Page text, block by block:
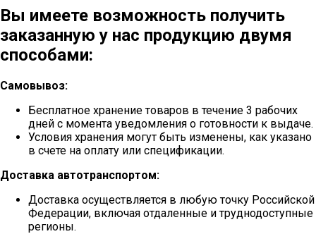
Вы имеете возможность получить
заказанную у нас продукцию двумя
способами:
Самовывоз:
Бесплатное хранение товаров в течение 3 рабочих
дней с момента уведомления о готовности к выдаче.
Условия хранения могут быть изменены, как указано
в счете на оплату или спецификации.
Доставка автотранспортом:
Доставка осуществляется в любую точку Российской
Федерации, включая отдаленные и труднодоступные
регионы.